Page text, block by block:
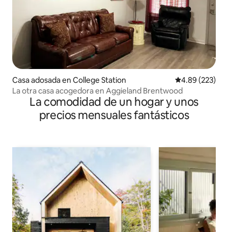
Casa adosada en College Station Calificación
4.89 (223)
La otra casa acogedora en Aggieland Brentwood
La comodidad de un hogar y unos
precios mensuales fantásticos